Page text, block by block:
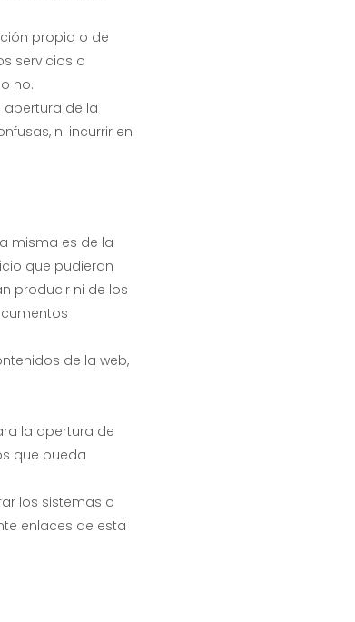
propia o de
servicios o
no.
apertura de la
ni incurrir en
misma es de la
que pudieran
producir ni de los
de la web,
la apertura de
que pueda
los sistemas o
enlaces de esta